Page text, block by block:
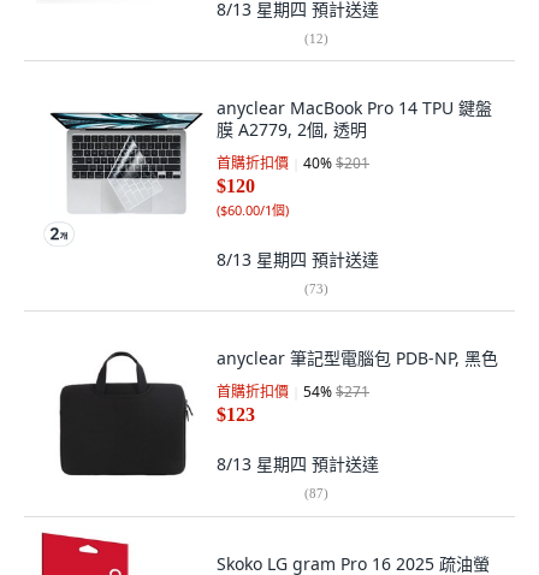
8/13 星期四 預計送達
(12)
anyclear MacBook Pro 14 TPU 鍵盤
膜 A2779, 2個, 透明
首購折扣價 40%$201
$120
($60.00/1個)
8/13 星期四 預計送達
(73)
anyclear 筆記型電腦包 PDB-NP, 黑色
首購折扣價 54%$271
$123
8/13 星期四 預計送達
(87)
Skoko LG gram Pro 16 2025 疏油螢